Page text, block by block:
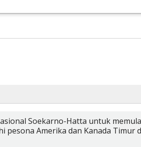
Soekarno-Hatta untuk
pesona Amerika dan Kanada Timur